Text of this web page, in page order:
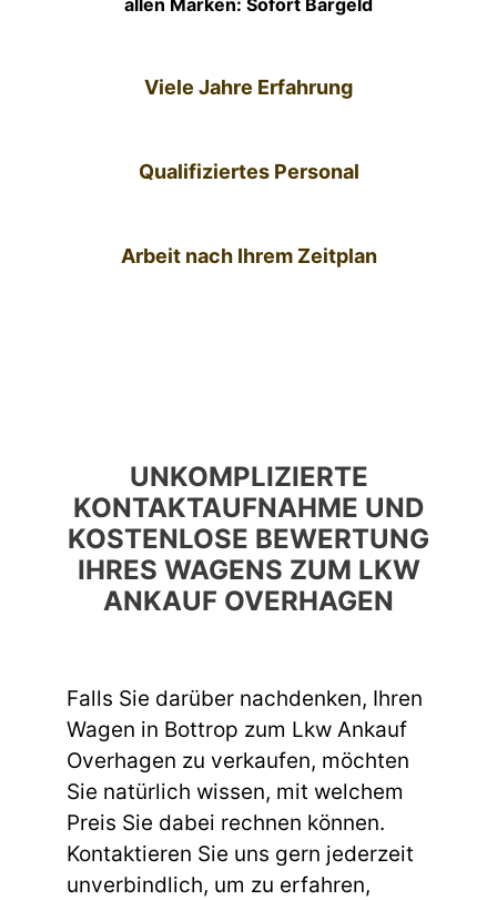
Viele Jahre Erfahrung
Qualifiziertes Personal
Arbeit nach Ihrem Zeitplan
UNKOMPLIZIERTE
KONTAKTAUFNAHME UND
KOSTENLOSE BEWERTUNG
IHRES WAGENS ZUM LKW
ANKAUF OVERHAGEN
Falls Sie darüber nachdenken, Ihren
Wagen in Bottrop zum Lkw Ankauf
Overhagen zu verkaufen, möchten
Sie natürlich wissen, mit welchem
Preis Sie dabei rechnen können.
Kontaktieren Sie uns gern jederzeit
unverbindlich, um zu erfahren,